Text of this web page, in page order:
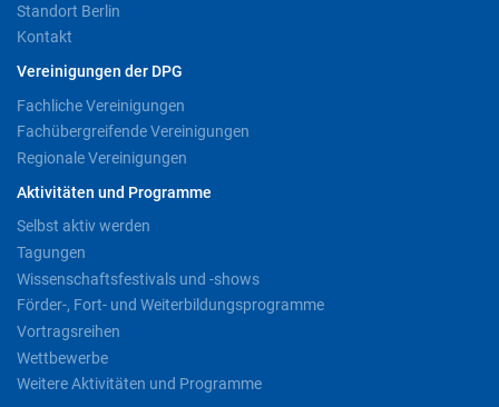
Standort Berlin
Kontakt
Vereinigungen der DPG
Fachliche Vereinigungen
Fachübergreifende Vereinigungen
Regionale Vereinigungen
Aktivitäten und Programme
Selbst aktiv werden
Tagungen
Wissenschaftsfestivals und -shows
Förder-, Fort- und Weiterbildungsprogramme
Vortragsreihen
Wettbewerbe
Weitere Aktivitäten und Programme